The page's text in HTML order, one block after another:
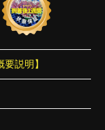
説明】